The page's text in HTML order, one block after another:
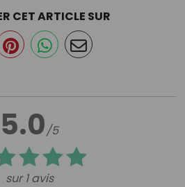
5.0/5
sur 1 avis
CET ARTICLE SUR